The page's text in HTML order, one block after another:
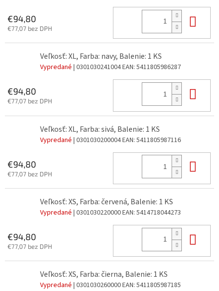
€94,80
€77,07 bez DPH
Veľkosť: XL, Farba: navy, Balenie: 1 KS
Vypredané | 0301030241004EAN: 5411805986287
€94,80
€77,07 bez DPH
Veľkosť: XL, Farba: sivá, Balenie: 1 KS
Vypredané | 0301030200004EAN: 5411805987116
€94,80
€77,07 bez DPH
Veľkosť: XS, Farba: červená, Balenie: 1 KS
Vypredané | 0301030220000EAN: 5414718044273
€94,80
€77,07 bez DPH
Veľkosť: XS, Farba: čierna, Balenie: 1 KS
Vypredané | 0301030260000EAN: 5411805987185